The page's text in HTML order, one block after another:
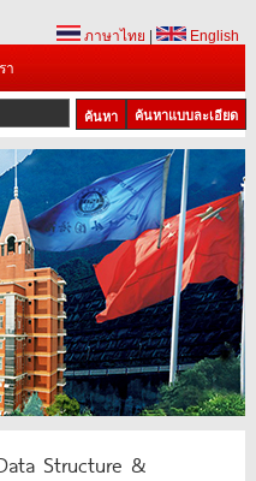
ภาษาไทย
English
า
ค้นหาแบบละเอียด
Structure &